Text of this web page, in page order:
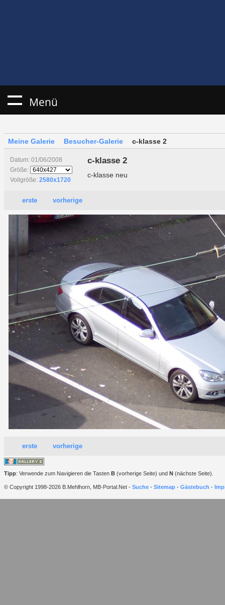
Menü
Meine Galerie Besucher-Galerie c-klasse 2
Datum: 01/06/2008
Größe:
Vollgröße: 2580x1720
c-klasse 2
c-klasse neu
erste vorherige
erste vorherige
Tipp: Verwende zum Navigieren die Tasten B (vorherige Seite) und N (nächste Seite).
© Copyright 1998-2026 B.Mehlhorn, MB-Portal.Net - Suche - Sitemap - Gästebuch -